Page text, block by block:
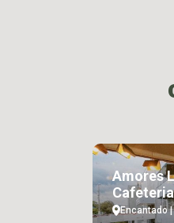
Amores
Cafeteria
Encantado |